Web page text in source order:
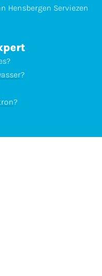
Hensbergen Serviezen
?
?